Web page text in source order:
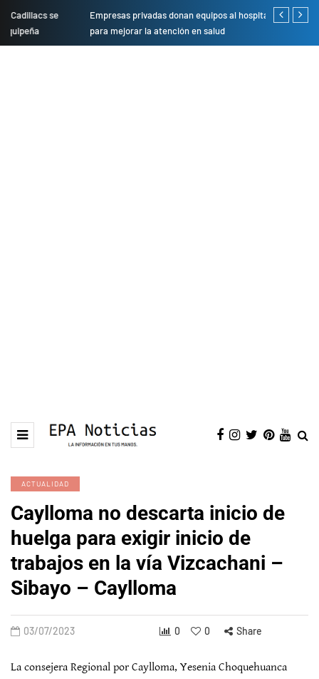
Empresas privadas donan equipos al hospital Honorio Delgado
para mejorar la atención en salud
Cambio de
ACTUALIDAD
Caylloma no descarta inicio de
huelga para exigir inicio de
trabajos en la vía Vizcachani –
Sibayo – Caylloma
03/07/2023 0 0 Share
La consejera Regional por Caylloma, Yesenia Choquehuanca